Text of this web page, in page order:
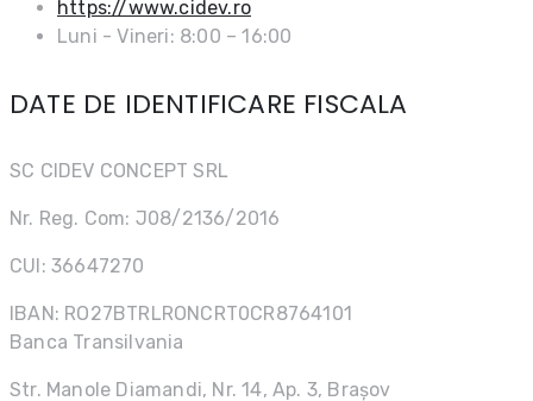
https://www.cidev.ro
Luni - Vineri: 8:00 – 16:00
DATE DE IDENTIFICARE FISCALA
SC CIDEV CONCEPT SRL
Nr. Reg. Com: J08/2136/2016
CUI: 36647270
IBAN: RO27BTRLRONCRT0CR8764101
Banca Transilvania
Str. Manole Diamandi, Nr. 14, Ap. 3, Brașov